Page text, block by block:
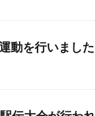
動を行いました